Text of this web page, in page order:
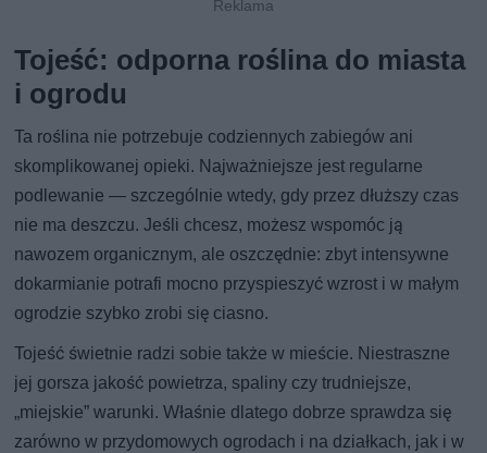
Tojeść: odporna roślina do miasta
i ogrodu
Ta roślina nie potrzebuje codziennych zabiegów ani
skomplikowanej opieki. Najważniejsze jest regularne
podlewanie — szczególnie wtedy, gdy przez dłuższy czas
nie ma deszczu. Jeśli chcesz, możesz wspomóc ją
nawozem organicznym, ale oszczędnie: zbyt intensywne
dokarmianie potrafi mocno przyspieszyć wzrost i w małym
ogrodzie szybko zrobi się ciasno.
Tojeść świetnie radzi sobie także w mieście. Niestraszne
jej gorsza jakość powietrza, spaliny czy trudniejsze,
„miejskie” warunki. Właśnie dlatego dobrze sprawdza się
zarówno w przydomowych ogrodach i na działkach, jak i w